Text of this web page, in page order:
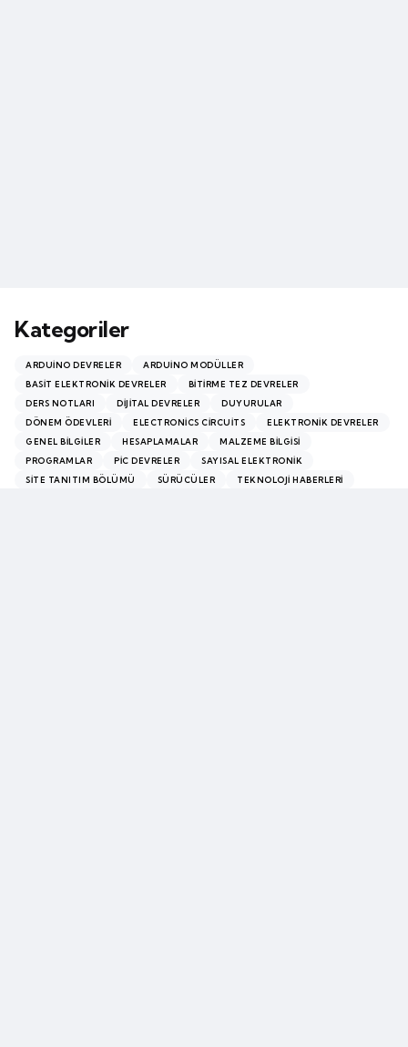
Kategoriler
ARDUINO DEVRELER
ARDUINO MODÜLLER
BASIT ELEKTRONIK DEVRELER
BITIRME TEZ DEVRELER
DERS NOTLARI
DIJITAL DEVRELER
DUYURULAR
DÖNEM ÖDEVLERI
ELECTRONICS CIRCUITS
ELEKTRONIK DEVRELER
GENEL BILGILER
HESAPLAMALAR
MALZEME BILGISI
PROGRAMLAR
PİC DEVRELER
SAYISAL ELEKTRONIK
SITE TANITIM BÖLÜMÜ
SÜRÜCÜLER
TEKNOLOJI HABERLERI